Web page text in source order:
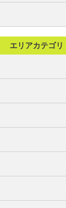
エリアカテゴリ